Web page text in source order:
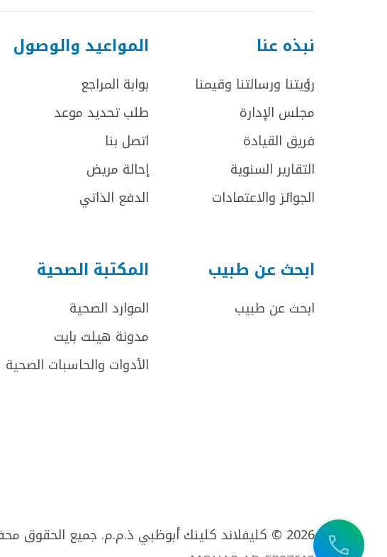
نبذه عنا
رؤيتنا ورسالتنا وقيمنا
مجلس الإدارة
فريق القيادة
التقارير السنوية
الجوائز والاعتمادات
المواعيد والوصول
بوابة المراجع
طلب تحديد موعد
اتصل بنا
إحالة مريض
الدفع الذاتي
ابحث عن طبيب
ابحث عن طبيب
المكتبة الصحية
الموارد الصحية
مدونة هيلث بايت
الأدوات والحاسبات الصحية
2026 © كليفلاند كلينك أبوظبي ذ.م.م. جميع الحقوق محفوظة.